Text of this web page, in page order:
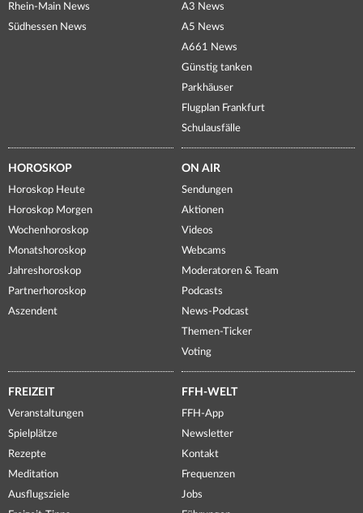
Rhein-Main News
Südhessen News
A3 News
A5 News
A661 News
Günstig tanken
Parkhäuser
Flugplan Frankfurt
Schulausfälle
HOROSKOP
Horoskop Heute
Horoskop Morgen
Wochenhoroskop
Monatshoroskop
Jahreshoroskop
Partnerhoroskop
Aszendent
ON AIR
Sendungen
Aktionen
Videos
Webcams
Moderatoren & Team
Podcasts
News-Podcast
Themen-Ticker
Voting
FREIZEIT
Veranstaltungen
Spielplätze
Rezepte
Meditation
Ausflugsziele
FFH-WELT
FFH-App
Newsletter
Kontakt
Frequenzen
Jobs